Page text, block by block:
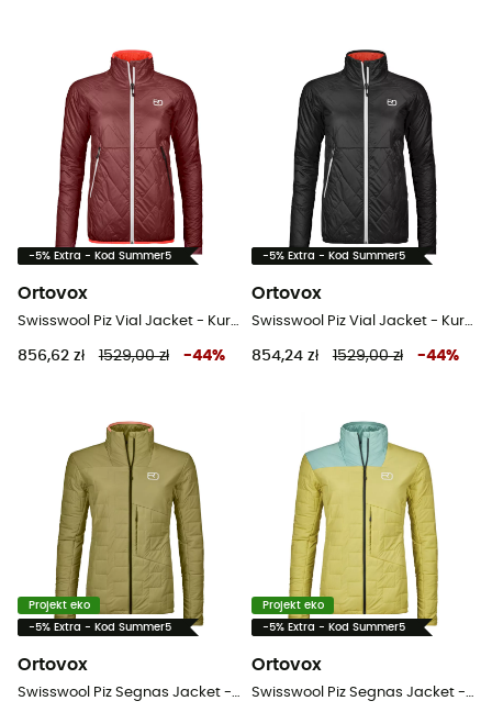
-5% Extra - Kod Summer5
Ortovox
856,62 zł 1529,00 zł -44%
-5% Extra - Kod Summer5
Ortovox
854,24 zł 1529,00 zł -44%
Projekt eko
-5% Extra - Kod Summer5
Ortovox
Projekt eko
-5% Extra - Kod Summer5
Ortovox